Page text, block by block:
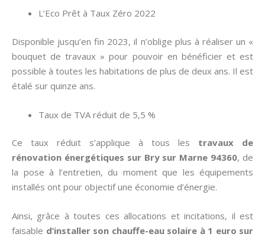
L’Eco Prêt à Taux Zéro 2022
Disponible jusqu’en fin 2023, il n’oblige plus à réaliser un «
bouquet de travaux » pour pouvoir en bénéficier et est
possible à toutes les habitations de plus de deux ans. Il est
étalé sur quinze ans.
Taux de TVA réduit de 5,5 %
Ce taux réduit s’applique à tous les travaux de
rénovation énergétiques sur Bry sur Marne 94360, de
la pose à l’entretien, du moment que les équipements
installés ont pour objectif une économie d’énergie.
Ainsi, grâce à toutes ces allocations et incitations, il est
faisable d’installer son chauffe-eau solaire à 1 euro sur